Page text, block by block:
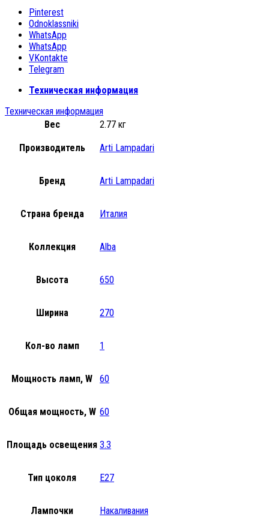
Pinterest
Odnoklassniki
WhatsApp
WhatsApp
VKontakte
Telegram
Техническая информация
Техническая информация
Вес
2.77 кг
Производитель Arti Lampadari
Бренд Arti Lampadari
Страна бренда Италия
Коллекция Alba
Высота 650
Ширина 270
Кол-во ламп 1
Мощность ламп, W 60
Общая мощность, W 60
Площадь освещения 3.3
Тип цоколя E27
Лампочки Накаливания